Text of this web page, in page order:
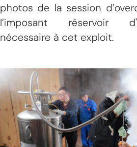
photos de la session
l’imposant réservoir
nécessaire à cet exploit.